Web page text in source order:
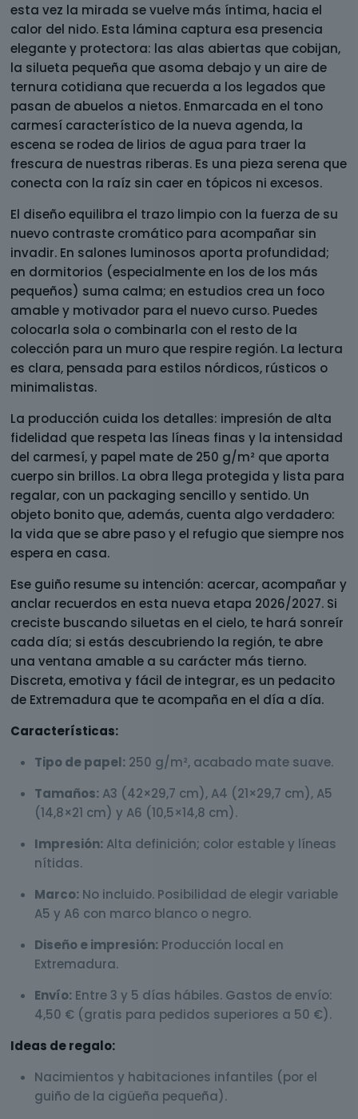
esta vez la mirada se vuelve más íntima, hacia el
calor del nido. Esta lámina captura esa presencia
elegante y protectora: las alas abiertas que cobijan,
la silueta pequeña que asoma debajo y un aire de
ternura cotidiana que recuerda a los legados que
pasan de abuelos a nietos. Enmarcada en el tono
carmesí característico de la nueva agenda, la
escena se rodea de lirios de agua para traer la
frescura de nuestras riberas. Es una pieza serena que
conecta con la raíz sin caer en tópicos ni excesos.
El diseño equilibra el trazo limpio con la fuerza de su
nuevo contraste cromático para acompañar sin
invadir. En salones luminosos aporta profundidad;
en dormitorios (especialmente en los de los más
pequeños) suma calma; en estudios crea un foco
amable y motivador para el nuevo curso. Puedes
colocarla sola o combinarla con el resto de la
colección para un muro que respire región. La lectura
es clara, pensada para estilos nórdicos, rústicos o
minimalistas.
La producción cuida los detalles: impresión de alta
fidelidad que respeta las líneas finas y la intensidad
del carmesí, y papel mate de 250 g/m² que aporta
cuerpo sin brillos. La obra llega protegida y lista para
regalar, con un packaging sencillo y sentido. Un
objeto bonito que, además, cuenta algo verdadero:
la vida que se abre paso y el refugio que siempre nos
espera en casa.
Ese guiño resume su intención: acercar, acompañar y
anclar recuerdos en esta nueva etapa 2026/2027. Si
creciste buscando siluetas en el cielo, te hará sonreír
cada día; si estás descubriendo la región, te abre
una ventana amable a su carácter más tierno.
Discreta, emotiva y fácil de integrar, es un pedacito
de Extremadura que te acompaña en el día a día.
Características:
Tipo de papel: 250 g/m², acabado mate suave.
Tamaños: A3 (42×29,7 cm), A4 (21×29,7 cm), A5
(14,8×21 cm) y A6 (10,5×14,8 cm).
Impresión: Alta definición; color estable y líneas
nítidas.
Marco: No incluido. Posibilidad de elegir variable
A5 y A6 con marco blanco o negro.
Diseño e impresión: Producción local en
Extremadura.
Envío: Entre 3 y 5 días hábiles. Gastos de envío:
4,50 € (gratis para pedidos superiores a 50 €).
Ideas de regalo:
Nacimientos y habitaciones infantiles (por el
guiño de la cigüeña pequeña).